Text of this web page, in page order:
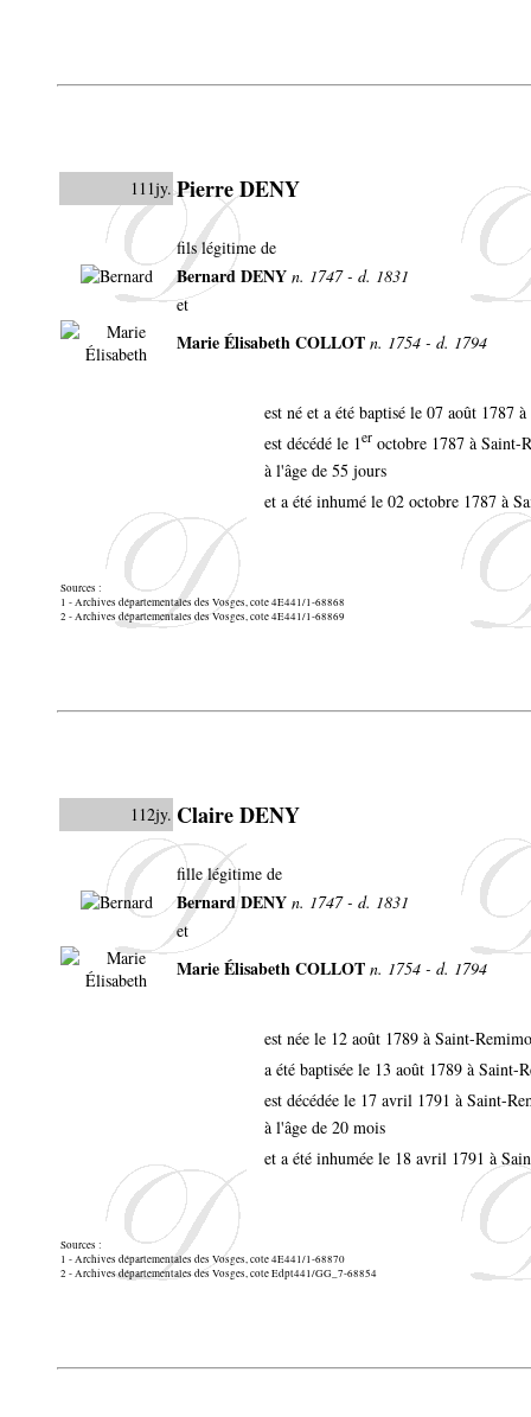
111jy. Pierre DENY
fils légitime de
Bernard DENY n. 1747 - d. 1831
et
Marie Élisabeth COLLOT n. 1754 - d. 1794
est né et a été baptisé le 07 août 1787
est décédé le 1er octobre 1787 à Saint-
à l'âge de 55 jours
et a été inhumé le 02 octobre 1787 à
Sources :
1 - Archives départementales des Vosges, cote 4E441/1-68868
2 - Archives départementales des Vosges, cote 4E441/1-68869
112jy. Claire DENY
fille légitime de
Bernard DENY n. 1747 - d. 1831
et
Marie Élisabeth COLLOT n. 1754 - d. 1794
est née le 12 août 1789 à Saint-
a été baptisée le 13 août 1789 à Saint-
est décédée le 17 avril 1791 à Saint-
à l'âge de 20 mois
et a été inhumée le 18 avril 1791 à
Sources :
1 - Archives départementales des Vosges, cote 4E441/1-68870
2 - Archives départementales des Vosges, cote Edpt441/GG_7-68854